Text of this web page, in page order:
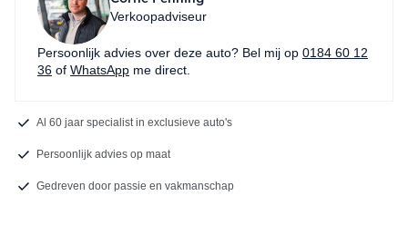
Verkoopadviseur
Persoonlijk advies over deze auto? Bel mij op 0184 60 12
36 of WhatsApp me direct.
Al 60 jaar specialist in exclusieve auto's
Persoonlijk advies op maat
Gedreven door passie en vakmanschap